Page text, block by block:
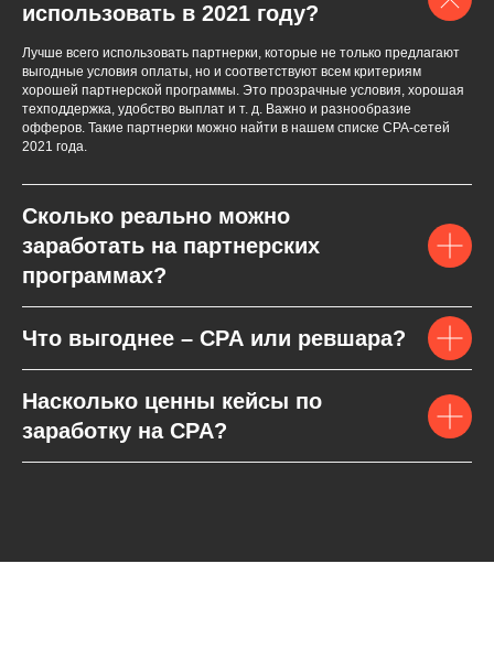
использовать в 2021 году?
Лучше всего использовать партнерки, которые не только предлагают
выгодные условия оплаты, но и соответствуют всем критериям
хорошей партнерской программы. Это прозрачные условия, хорошая
техподдержка, удобство выплат и т. д. Важно и разнообразие
офферов. Такие партнерки можно найти в нашем списке СPA-сетей
2021 года.
Сколько реально можно
заработать на партнерских
программах?
Что выгоднее – CPA или ревшара?
Насколько ценны кейсы по
заработку на CPA?